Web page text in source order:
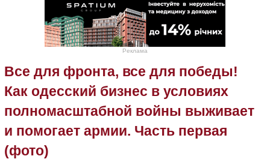
Реклама
Все для фронта, все для победы!
Как одесский бизнес в условиях
полномасштабной войны выживает
и помогает армии. Часть первая
(фото)